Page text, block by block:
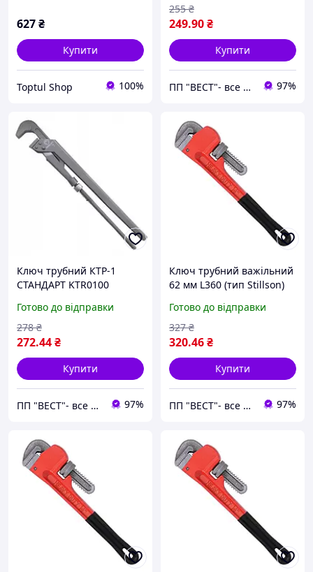
627₴
Купити
Toptul Shop 100%
249.90₴
255 ₴
Купити
ПП "ВЕСТ"- все для зварки, спецодяг та взуття, пожежна безпека, покрівельні матеріали. 97%
Ключ трубний КТР-1
СТАНДАРТ KTR0100
Готово до відправки
272.44₴
278 ₴
Купити
ПП "ВЕСТ"- все для зварки, спецодяг та взуття, пожежна безпека, покрівельні матеріали. 97%
Ключ трубний важільний
62 мм L360 (тип Stillson)
Готово до відправки
320.46₴
327 ₴
Купити
ПП "ВЕСТ"- все для зварки, спецодяг та взуття, пожежна безпека, покрівельні матеріали. 97%